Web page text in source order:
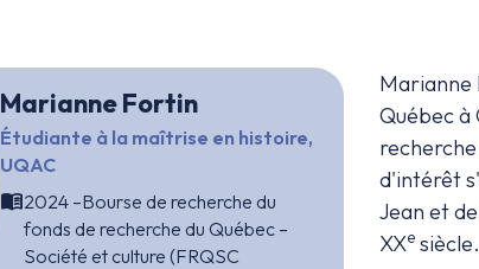
Marianne Fortin
Étudiante à la maîtrise en histoire,
UQAC
menu_book2024 –Bourse de recherche du
fonds de recherche du Québec –
Société et culture (FRQSC
Marianne
Québec
d'intérêt
Jean et
XXe siècle.